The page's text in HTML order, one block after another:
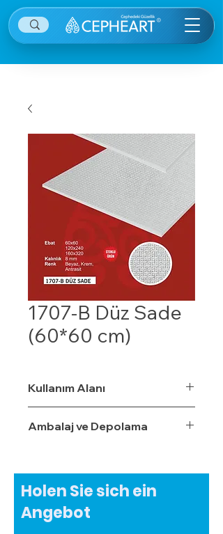
1707-B Düz Sade
(60*60 cm)
Kullanım Alanı
Ambalaj ve Depolama
Holen Sie sich ein
Angebot